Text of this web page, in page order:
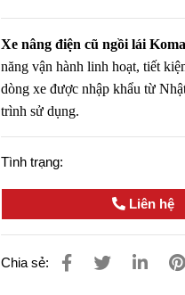
Xe nâng điện cũ ngồi lái
năng vận hành linh hoạt, tiết
dòng xe được nhập khẩu từ
trình sử dụng.
Tình trạng:
Liên hệ
Chia sẻ: